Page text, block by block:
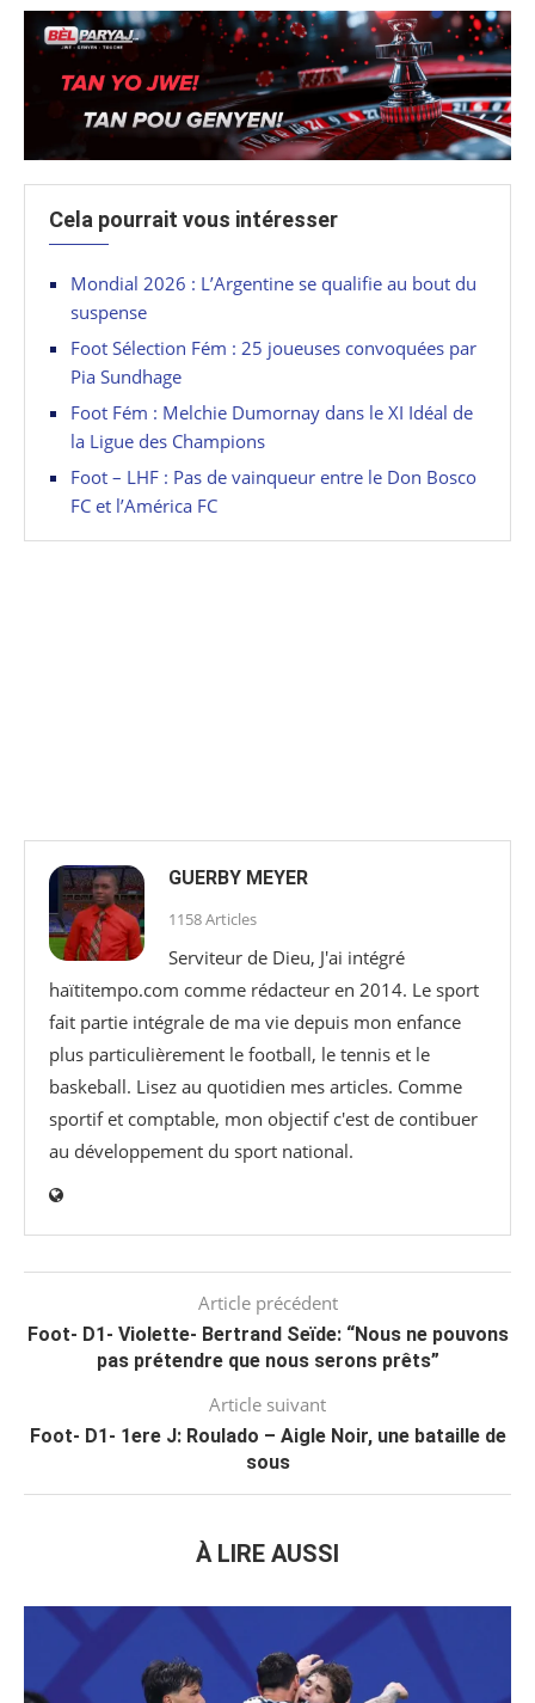
Cela pourrait vous intéresser
Mondial 2026 : L’Argentine se qualifie au bout du
suspense
Foot Sélection Fém : 25 joueuses convoquées par
Pia Sundhage
Foot Fém : Melchie Dumornay dans le XI Idéal de
la Ligue des Champions
Foot – LHF : Pas de vainqueur entre le Don Bosco
FC et l’América FC
GUERBY MEYER
1158 Articles
Serviteur de Dieu, J'ai intégré
haïtitempo.com comme rédacteur en 2014. Le sport
fait partie intégrale de ma vie depuis mon enfance
plus particulièrement le football, le tennis et le
baskeball. Lisez au quotidien mes articles. Comme
sportif et comptable, mon objectif c'est de contibuer
au développement du sport national.
Article précédent
Foot- D1- Violette- Bertrand Seïde: “Nous ne pouvons
pas prétendre que nous serons prêts”
Article suivant
Foot- D1- 1ere J: Roulado – Aigle Noir, une bataille de
sous
À LIRE AUSSI